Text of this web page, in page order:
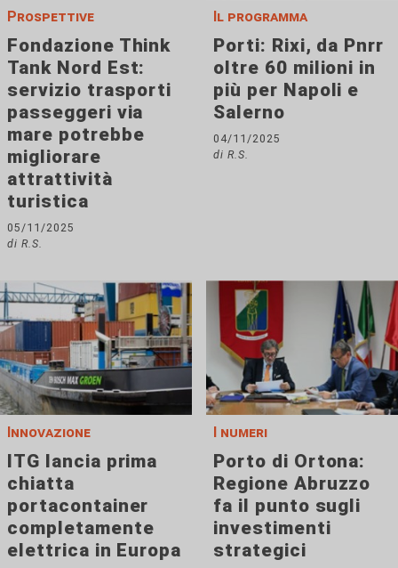
Prospettive
Fondazione Think
Tank Nord Est:
servizio trasporti
passeggeri via
mare potrebbe
migliorare
attrattività
turistica
05/11/2025
di R.S.
Il programma
Porti: Rixi, da Pnrr
oltre 60 milioni in
più per Napoli e
Salerno
04/11/2025
di R.S.
Innovazione
ITG lancia prima
chiatta
portacontainer
completamente
elettrica in Europa
I numeri
Porto di Ortona:
Regione Abruzzo
fa il punto sugli
investimenti
strategici